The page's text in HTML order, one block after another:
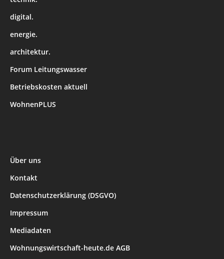
digital.
energie.
architektur.
Forum Leitungswasser
Betriebskosten aktuell
WohnenPLUS
Über uns
Kontakt
Datenschutzerklärung (DSGVO)
Impressum
Mediadaten
Wohnungswirtschaft-heute.de AGB